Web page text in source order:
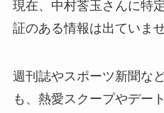
現在、中村莟玉さんに特
証のある情報は出ていませ
週刊誌やスポーツ新聞な
も、熱愛スクープやデー